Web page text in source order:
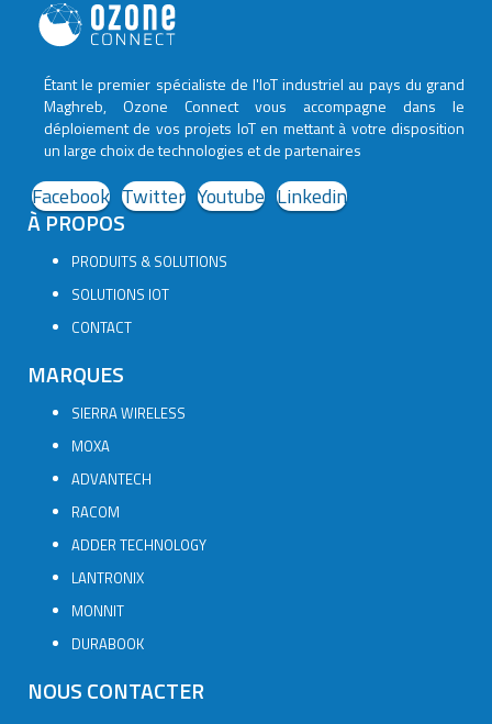
Étant le premier spécialiste de l'IoT industriel au pays du grand
Maghreb, Ozone Connect vous accompagne dans le
déploiement de vos projets IoT en mettant à votre disposition
un large choix de technologies et de partenaires
Facebook Twitter Youtube Linkedin
À PROPOS
PRODUITS & SOLUTIONS
SOLUTIONS IOT
CONTACT
MARQUES
SIERRA WIRELESS
MOXA
ADVANTECH
RACOM
ADDER TECHNOLOGY
LANTRONIX
MONNIT
DURABOOK
NOUS CONTACTER